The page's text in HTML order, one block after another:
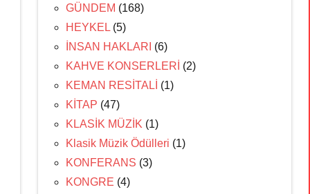
GÜNDEM (168)
HEYKEL (5)
İNSAN HAKLARI (6)
KAHVE KONSERLERİ (2)
KEMAN RESİTALİ (1)
KİTAP (47)
KLASİK MÜZİK (1)
Klasik Müzik Ödülleri (1)
KONFERANS (3)
KONGRE (4)